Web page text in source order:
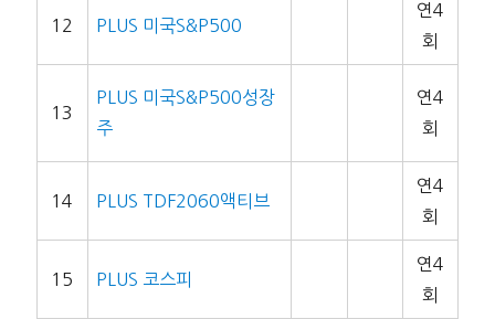
12 PLUS 미국S&P500
연4
회
13
PLUS 미국S&P500성장
주
연4
회
14 PLUS TDF2060액티브
연4
회
15 PLUS 코스피
연4
회